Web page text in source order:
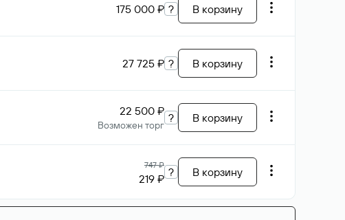
175 000 ₽ ? В корзину
27 725 ₽ ? В корзину
22 500 ₽
Возможен торг
? В корзину
747 ₽
219 ₽ ? В корзину